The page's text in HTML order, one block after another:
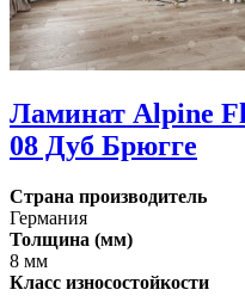
Ламинат Alpine
08 Дуб Брюгге
Страна производитель
Германия
Толщина (мм)
8 мм
Класс износостойкости